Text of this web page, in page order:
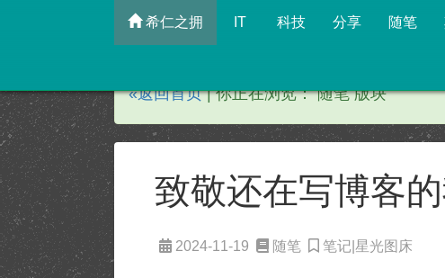
希仁之拥 IT 科技 分享 随笔
«返回首页| 你正在浏览： 随笔 版块
致敬还在写博客
2024-11-19 随笔 笔记|星光图床